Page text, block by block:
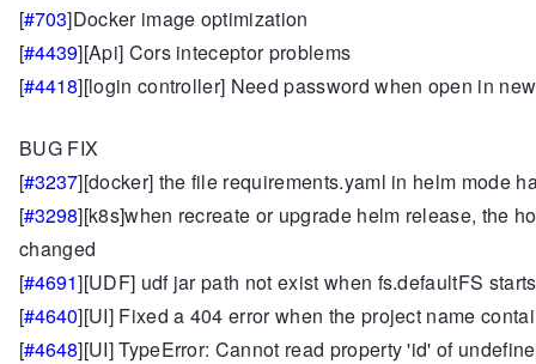
[#703]Docker image optimization
[#4439][Api] Cors inteceptor problems
[#4418][login controller] Need password when open in
BUG FIX
[#3237][docker] the file requirements.yaml in helm mode
[#3298][k8s]when recreate or upgrade helm release, the
changed
[#4691][UDF] udf jar path not exist when fs.defaultFS
[#4640][UI] Fixed a 404 error when the project name
[#4648][UI] TypeError: Cannot read property 'id' of